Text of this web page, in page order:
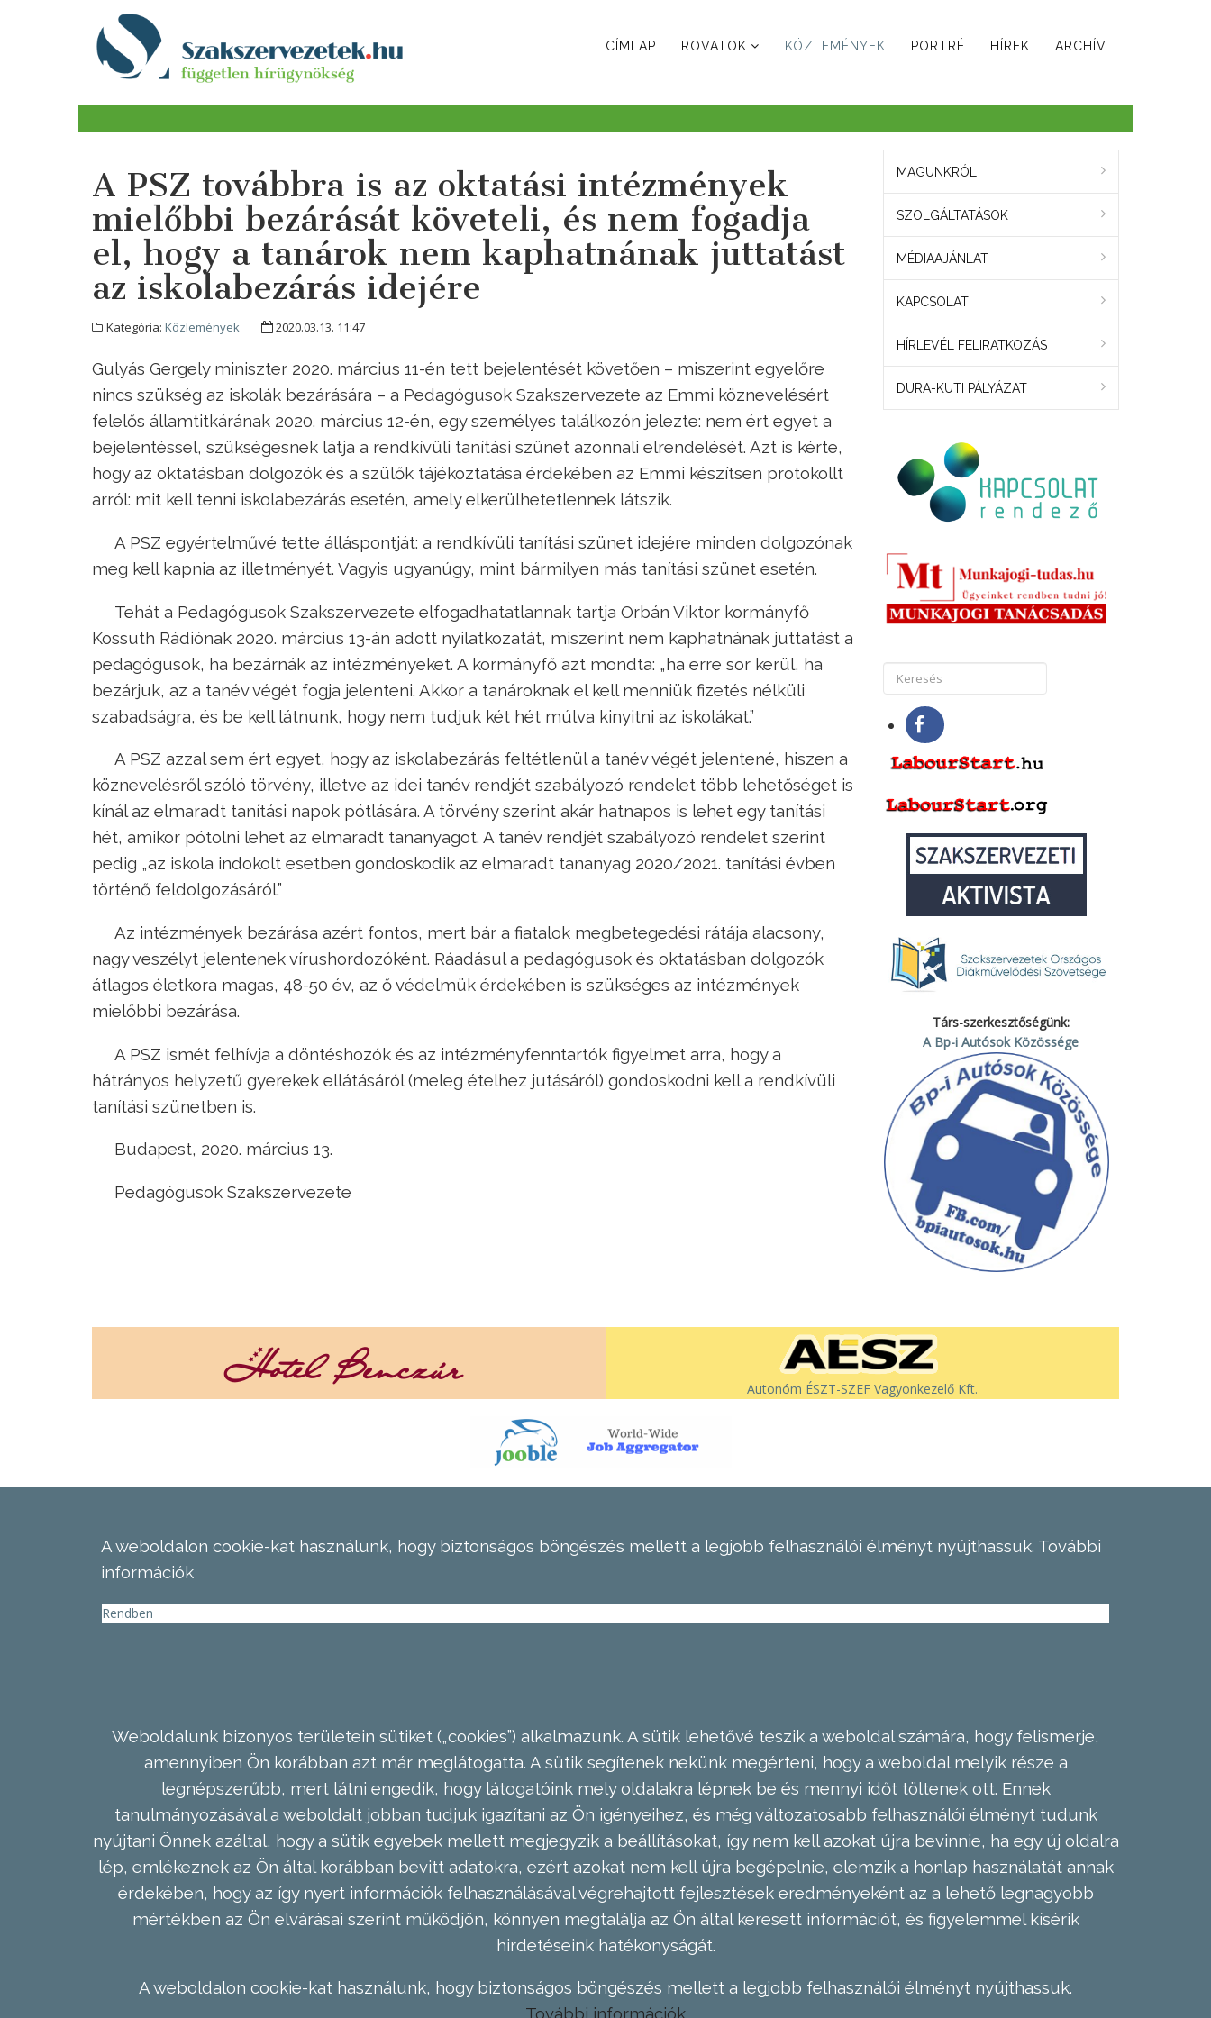
CÍMLAP ROVATOK KÖZLEMÉNYEK PORTRÉ HÍREK ARCHÍV
A PSZ továbbra is az oktatási intézmények
mielőbbi bezárását követeli, és nem fogadja
el, hogy a tanárok nem kaphatnának juttatást
az iskolabezárás idejére
Kategória: Közlemények 2020.03.13. 11:47
Gulyás Gergely miniszter 2020. március 11-én tett bejelentését követően – miszerint egyelőre
nincs szükség az iskolák bezárására – a Pedagógusok Szakszervezete az Emmi köznevelésért
felelős államtitkárának 2020. március 12-én, egy személyes találkozón jelezte: nem ért egyet a
bejelentéssel, szükségesnek látja a rendkívüli tanítási szünet azonnali elrendelését. Azt is kérte,
hogy az oktatásban dolgozók és a szülők tájékoztatása érdekében az Emmi készítsen protokollt
arról: mit kell tenni iskolabezárás esetén, amely elkerülhetetlennek látszik.
A PSZ egyértelművé tette álláspontját: a rendkívüli tanítási szünet idejére minden dolgozónak
meg kell kapnia az illetményét. Vagyis ugyanúgy, mint bármilyen más tanítási szünet esetén.
Tehát a Pedagógusok Szakszervezete elfogadhatatlannak tartja Orbán Viktor kormányfő
Kossuth Rádiónak 2020. március 13-án adott nyilatkozatát, miszerint nem kaphatnának juttatást a
pedagógusok, ha bezárnák az intézményeket. A kormányfő azt mondta: „ha erre sor kerül, ha
bezárjuk, az a tanév végét fogja jelenteni. Akkor a tanároknak el kell menniük fizetés nélküli
szabadságra, és be kell látnunk, hogy nem tudjuk két hét múlva kinyitni az iskolákat.”
A PSZ azzal sem ért egyet, hogy az iskolabezárás feltétlenül a tanév végét jelentené, hiszen a
köznevelésről szóló törvény, illetve az idei tanév rendjét szabályozó rendelet több lehetőséget is
kínál az elmaradt tanítási napok pótlására. A törvény szerint akár hatnapos is lehet egy tanítási
hét, amikor pótolni lehet az elmaradt tananyagot. A tanév rendjét szabályozó rendelet szerint
pedig „az iskola indokolt esetben gondoskodik az elmaradt tananyag 2020/2021. tanítási évben
történő feldolgozásáról.”
Az intézmények bezárása azért fontos, mert bár a fiatalok megbetegedési rátája alacsony,
nagy veszélyt jelentenek vírushordozóként. Ráadásul a pedagógusok és oktatásban dolgozók
átlagos életkora magas, 48-50 év, az ő védelmük érdekében is szükséges az intézmények
mielőbbi bezárása.
A PSZ ismét felhívja a döntéshozók és az intézményfenntartók figyelmet arra, hogy a
hátrányos helyzetű gyerekek ellátásáról (meleg ételhez jutásáról) gondoskodni kell a rendkívüli
tanítási szünetben is.
Budapest, 2020. március 13.
Pedagógusok Szakszervezete
MAGUNKRÓL
SZOLGÁLTATÁSOK
MÉDIAAJÁNLAT
KAPCSOLAT
HÍRLEVÉL FELIRATKOZÁS
DURA-KUTI PÁLYÁZAT
Társ-szerkesztőségünk:
A Bp-i Autósok Közössége
Autonóm ÉSZT-SZEF Vagyonkezelő Kft.
A weboldalon cookie-kat használunk, hogy biztonságos böngészés mellett a legjobb felhasználói élményt nyújthassuk. További
információk
Rendben
Weboldalunk bizonyos területein sütiket („cookies”) alkalmazunk. A sütik lehetővé teszik a weboldal számára, hogy felismerje,
amennyiben Ön korábban azt már meglátogatta. A sütik segítenek nekünk megérteni, hogy a weboldal melyik része a
legnépszerűbb, mert látni engedik, hogy látogatóink mely oldalakra lépnek be és mennyi időt töltenek ott. Ennek
tanulmányozásával a weboldalt jobban tudjuk igazítani az Ön igényeihez, és még változatosabb felhasználói élményt tudunk
nyújtani Önnek azáltal, hogy a sütik egyebek mellett megjegyzik a beállításokat, így nem kell azokat újra bevinnie, ha egy új oldalra
lép, emlékeznek az Ön által korábban bevitt adatokra, ezért azokat nem kell újra begépelnie, elemzik a honlap használatát annak
érdekében, hogy az így nyert információk felhasználásával végrehajtott fejlesztések eredményeként az a lehető legnagyobb
mértékben az Ön elvárásai szerint működjön, könnyen megtalálja az Ön által keresett információt, és figyelemmel kísérik
hirdetéseink hatékonyságát.
A weboldalon cookie-kat használunk, hogy biztonságos böngészés mellett a legjobb felhasználói élményt nyújthassuk.
További információk